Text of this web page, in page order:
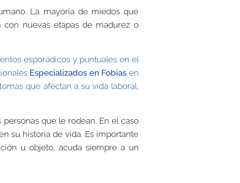
La mayoría de miedos que
nuevas etapas de madurez o
esporádicos y puntuales en el
Especializados en Fobias en
que afectan a su vida laboral,
que le rodean. En el caso
su historia de vida. Es importante
u objeto, acuda siempre a un